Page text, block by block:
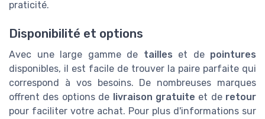
praticité.
Disponibilité et options
Avec une large gamme de tailles et de pointures
disponibles, il est facile de trouver la paire parfaite qui
correspond à vos besoins. De nombreuses marques
offrent des options de livraison gratuite et de retour
pour faciliter votre achat. Pour plus d'informations sur